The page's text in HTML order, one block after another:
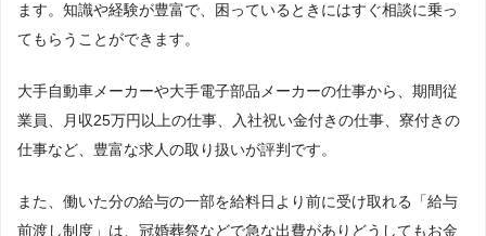
ます。知識や経験が豊富で、困っているときにはすぐ相談に乗っ
てもらうことができます。
大手自動車メーカーや大手電子部品メーカーの仕事から、期間従
業員、月収25万円以上の仕事、入社祝い金付きの仕事、寮付きの
仕事など、豊富な求人の取り扱いが評判です。
また、働いた分の給与の一部を給料日より前に受け取れる「給与
前渡し制度」は、冠婚葬祭などで急な出費がありどうしてもお金